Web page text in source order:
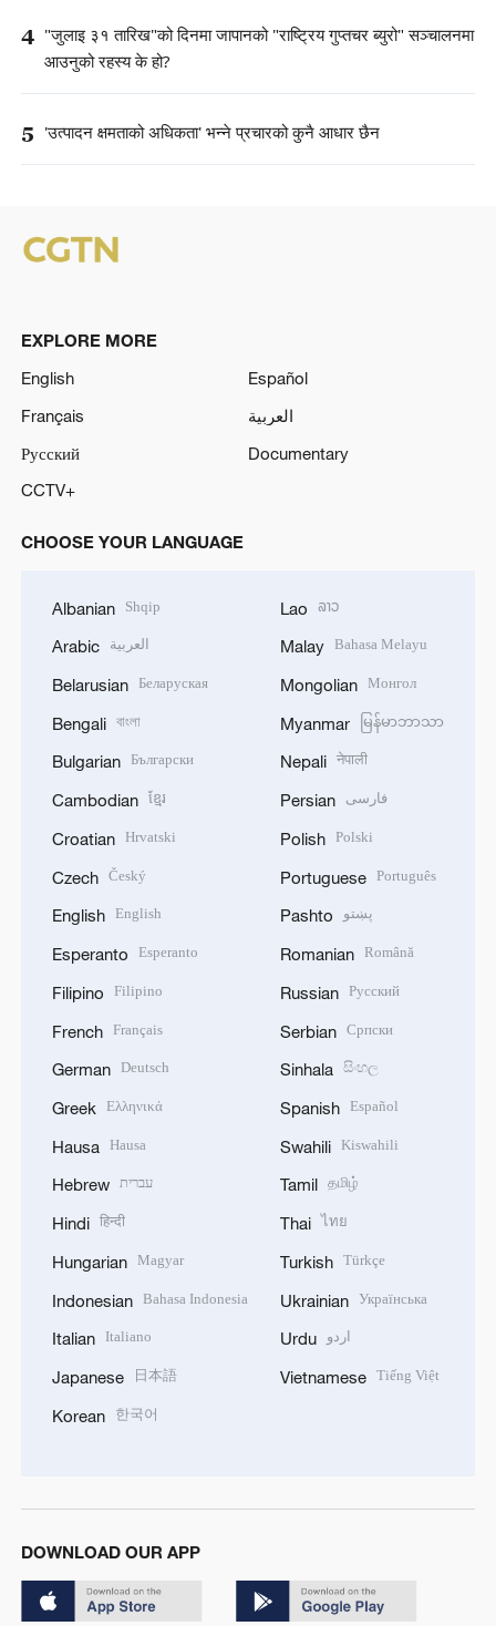
4 "जुलाइ ३१ तारिख"को दिनमा जापानको "राष्ट्रिय गुप्तचर ब्युरो" सञ्चालनमा
आउनुको रहस्य के हो?
5 'उत्पादन क्षमताको अधिकता' भन्ने प्रचारको कुनै आधार छैन
EXPLORE MORE
English
Español
Français
العربية
Русский
Documentary
CCTV+
CHOOSE YOUR LANGUAGE
Albanian Shqip
Arabic العربية
Belarusian Беларуская
Bengali বাংলা
Bulgarian Български
Cambodian ខ្មែរ
Croatian Hrvatski
Czech Český
English English
Esperanto Esperanto
Filipino Filipino
French Français
German Deutsch
Greek Ελληνικά
Hausa Hausa
Hebrew עברית
Hindi हिन्दी
Hungarian Magyar
Indonesian Bahasa Indonesia
Italian Italiano
Japanese 日本語
Korean 한국어
Lao ລາວ
Malay Bahasa Melayu
Mongolian Монгол
Myanmar မြန်မာဘာသာ
Nepali नेपाली
Persian فارسی
Polish Polski
Portuguese Português
Pashto پښتو
Romanian Română
Russian Русский
Serbian Српски
Sinhala සිංහල
Spanish Español
Swahili Kiswahili
Tamil தமிழ்
Thai ไทย
Turkish Türkçe
Ukrainian Українська
Urdu اردو
Vietnamese Tiếng Việt
DOWNLOAD OUR APP